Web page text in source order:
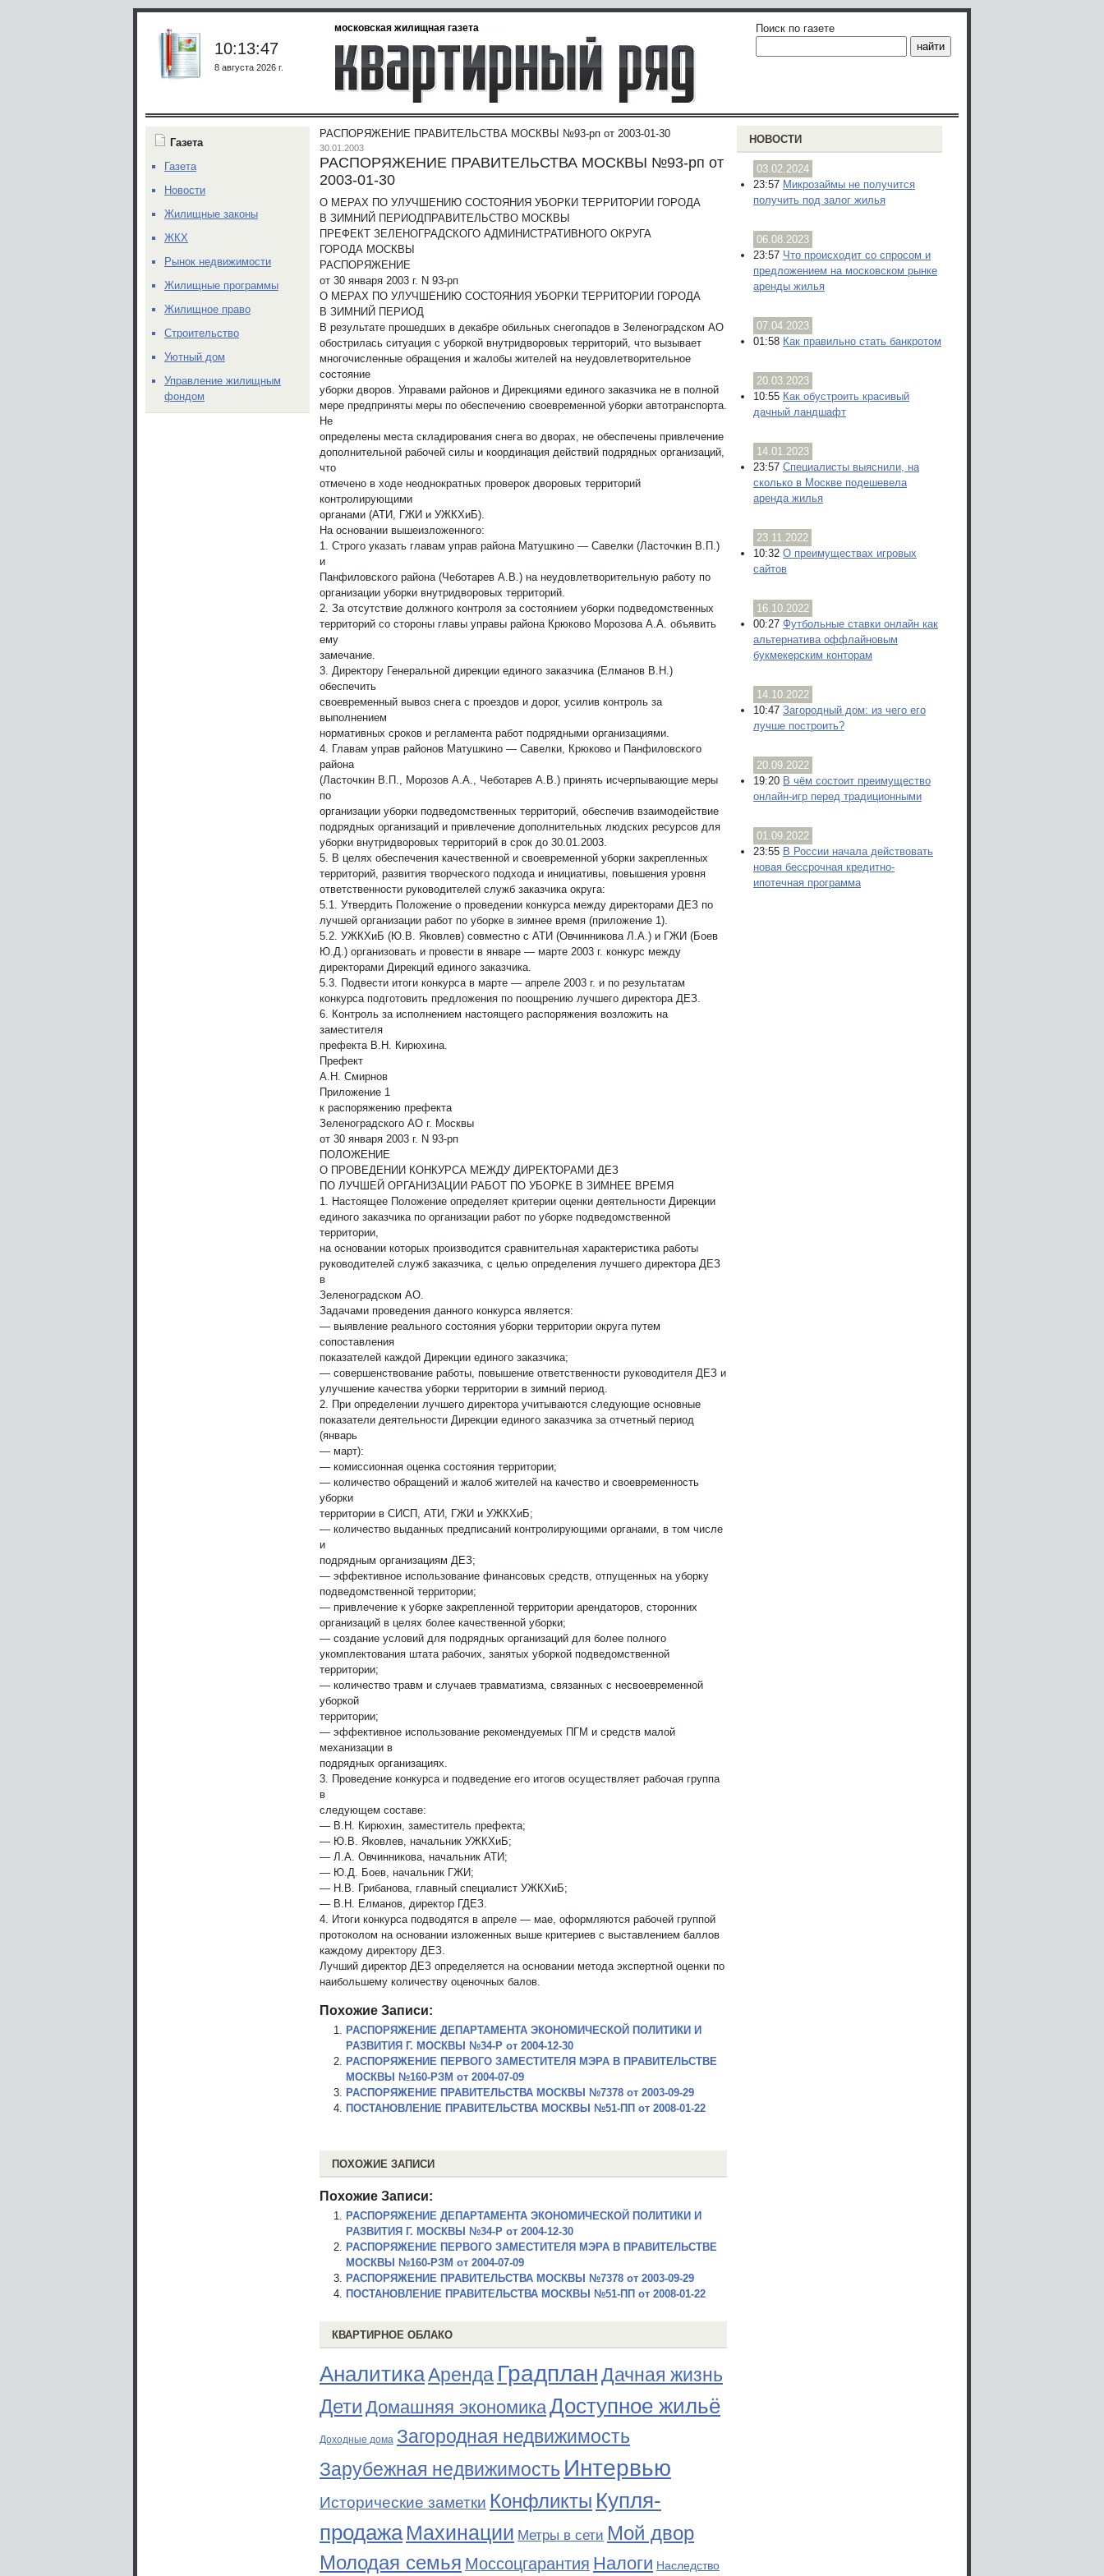
московская жилищная газета
10:13:47
8 августа 2026 г.
Поиск по газете
РАСПОРЯЖЕНИЕ ПРАВИТЕЛЬСТВА МОСКВЫ №93-рп от 2003-01-30
30.01.2003
РАСПОРЯЖЕНИЕ ПРАВИТЕЛЬСТВА МОСКВЫ №93-рп от
2003-01-30
О МЕРАХ ПО УЛУЧШЕНИЮ СОСТОЯНИЯ УБОРКИ ТЕРРИТОРИИ ГОРОДА
В ЗИМНИЙ ПЕРИОДПРАВИТЕЛЬСТВО МОСКВЫ
ПРЕФЕКТ ЗЕЛЕНОГРАДСКОГО АДМИНИСТРАТИВНОГО ОКРУГА
ГОРОДА МОСКВЫ
РАСПОРЯЖЕНИЕ
от 30 января 2003 г. N 93-рп
О МЕРАХ ПО УЛУЧШЕНИЮ СОСТОЯНИЯ УБОРКИ ТЕРРИТОРИИ ГОРОДА
В ЗИМНИЙ ПЕРИОД
В результате прошедших в декабре обильных снегопадов в Зеленоградском АО
обострилась ситуация с уборкой внутридворовых территорий, что вызывает
многочисленные обращения и жалобы жителей на неудовлетворительное
состояние
уборки дворов. Управами районов и Дирекциями единого заказчика не в полной
мере предприняты меры по обеспечению своевременной уборки автотранспорта.
Не
определены места складирования снега во дворах, не обеспечены привлечение
дополнительной рабочей силы и координация действий подрядных организаций,
что
отмечено в ходе неоднократных проверок дворовых территорий
контролирующими
органами (АТИ, ГЖИ и УЖКХиБ).
На основании вышеизложенного:
1. Строго указать главам управ района Матушкино — Савелки (Ласточкин В.П.)
и
Панфиловского района (Чеботарев А.В.) на неудовлетворительную работу по
организации уборки внутридворовых территорий.
2. За отсутствие должного контроля за состоянием уборки подведомственных
территорий со стороны главы управы района Крюково Морозова А.А. объявить
ему
замечание.
3. Директору Генеральной дирекции единого заказчика (Елманов В.Н.)
обеспечить
своевременный вывоз снега с проездов и дорог, усилив контроль за
выполнением
нормативных сроков и регламента работ подрядными организациями.
4. Главам управ районов Матушкино — Савелки, Крюково и Панфиловского
района
(Ласточкин В.П., Морозов А.А., Чеботарев А.В.) принять исчерпывающие меры
по
организации уборки подведомственных территорий, обеспечив взаимодействие
подрядных организаций и привлечение дополнительных людских ресурсов для
уборки внутридворовых территорий в срок до 30.01.2003.
5. В целях обеспечения качественной и своевременной уборки закрепленных
территорий, развития творческого подхода и инициативы, повышения уровня
ответственности руководителей служб заказчика округа:
5.1. Утвердить Положение о проведении конкурса между директорами ДЕЗ по
лучшей организации работ по уборке в зимнее время (приложение 1).
5.2. УЖКХиБ (Ю.В. Яковлев) совместно с АТИ (Овчинникова Л.А.) и ГЖИ (Боев
Ю.Д.) организовать и провести в январе — марте 2003 г. конкурс между
директорами Дирекций единого заказчика.
5.3. Подвести итоги конкурса в марте — апреле 2003 г. и по результатам
конкурса подготовить предложения по поощрению лучшего директора ДЕЗ.
6. Контроль за исполнением настоящего распоряжения возложить на
заместителя
префекта В.Н. Кирюхина.
Префект
А.Н. Смирнов
Приложение 1
к распоряжению префекта
Зеленоградского АО г. Москвы
от 30 января 2003 г. N 93-рп
ПОЛОЖЕНИЕ
О ПРОВЕДЕНИИ КОНКУРСА МЕЖДУ ДИРЕКТОРАМИ ДЕЗ
ПО ЛУЧШЕЙ ОРГАНИЗАЦИИ РАБОТ ПО УБОРКЕ В ЗИМНЕЕ ВРЕМЯ
1. Настоящее Положение определяет критерии оценки деятельности Дирекции
единого заказчика по организации работ по уборке подведомственной
территории,
на основании которых производится сравнительная характеристика работы
руководителей служб заказчика, с целью определения лучшего директора ДЕЗ
в
Зеленоградском АО.
Задачами проведения данного конкурса является:
— выявление реального состояния уборки территории округа путем
сопоставления
показателей каждой Дирекции единого заказчика;
— совершенствование работы, повышение ответственности руководителя ДЕЗ и
улучшение качества уборки территории в зимний период.
2. При определении лучшего директора учитываются следующие основные
показатели деятельности Дирекции единого заказчика за отчетный период
(январь
— март):
— комиссионная оценка состояния территории;
— количество обращений и жалоб жителей на качество и своевременность
уборки
территории в СИСП, АТИ, ГЖИ и УЖКХиБ;
— количество выданных предписаний контролирующими органами, в том числе
и
подрядным организациям ДЕЗ;
— эффективное использование финансовых средств, отпущенных на уборку
подведомственной территории;
— привлечение к уборке закрепленной территории арендаторов, сторонних
организаций в целях более качественной уборки;
— создание условий для подрядных организаций для более полного
укомплектования штата рабочих, занятых уборкой подведомственной
территории;
— количество травм и случаев травматизма, связанных с несвоевременной
уборкой
территории;
— эффективное использование рекомендуемых ПГМ и средств малой
механизации в
подрядных организациях.
3. Проведение конкурса и подведение его итогов осуществляет рабочая группа
в
следующем составе:
— В.Н. Кирюхин, заместитель префекта;
— Ю.В. Яковлев, начальник УЖКХиБ;
— Л.А. Овчинникова, начальник АТИ;
— Ю.Д. Боев, начальник ГЖИ;
— Н.В. Грибанова, главный специалист УЖКХиБ;
— В.Н. Елманов, директор ГДЕЗ.
4. Итоги конкурса подводятся в апреле — мае, оформляются рабочей группой
протоколом на основании изложенных выше критериев с выставлением баллов
каждому директору ДЕЗ.
Лучший директор ДЕЗ определяется на основании метода экспертной оценки по
наибольшему количеству оценочных балов.
Похожие Записи:
РАСПОРЯЖЕНИЕ ДЕПАРТАМЕНТА ЭКОНОМИЧЕСКОЙ ПОЛИТИКИ И
РАЗВИТИЯ Г. МОСКВЫ №34-Р от 2004-12-30
РАСПОРЯЖЕНИЕ ПЕРВОГО ЗАМЕСТИТЕЛЯ МЭРА В ПРАВИТЕЛЬСТВЕ
МОСКВЫ №160-РЗМ от 2004-07-09
РАСПОРЯЖЕНИЕ ПРАВИТЕЛЬСТВА МОСКВЫ №7378 от 2003-09-29
ПОСТАНОВЛЕНИЕ ПРАВИТЕЛЬСТВА МОСКВЫ №51-ПП от 2008-01-22
ПОХОЖИЕ ЗАПИСИ
Похожие Записи:
РАСПОРЯЖЕНИЕ ДЕПАРТАМЕНТА ЭКОНОМИЧЕСКОЙ ПОЛИТИКИ И
РАЗВИТИЯ Г. МОСКВЫ №34-Р от 2004-12-30
РАСПОРЯЖЕНИЕ ПЕРВОГО ЗАМЕСТИТЕЛЯ МЭРА В ПРАВИТЕЛЬСТВЕ
МОСКВЫ №160-РЗМ от 2004-07-09
РАСПОРЯЖЕНИЕ ПРАВИТЕЛЬСТВА МОСКВЫ №7378 от 2003-09-29
ПОСТАНОВЛЕНИЕ ПРАВИТЕЛЬСТВА МОСКВЫ №51-ПП от 2008-01-22
КВАРТИРНОЕ ОБЛАКО
АналитикаАренда ГрадпланДачная жизнь
Дети Домашняя экономикаДоступное жильё
Доходные дома Загородная недвижимость
Зарубежная недвижимость Интервью
Исторические заметки Конфликты Купля-
продажа Махинации Метры в сети Мой двор
Молодая семья Моссоцгарантия Налоги Наследство
НОВОСТИ
03.02.2024
23:57 Микрозаймы не получится
получить под залог жилья
06.08.2023
23:57 Что происходит со спросом и
предложением на московском рынке
аренды жилья
07.04.2023
01:58 Как правильно стать банкротом
20.03.2023
10:55 Как обустроить красивый
дачный ландшафт
14.01.2023
23:57 Специалисты выяснили, на
сколько в Москве подешевела
аренда жилья
23.11.2022
10:32 О преимуществах игровых
сайтов
16.10.2022
00:27 Футбольные ставки онлайн как
альтернатива оффлайновым
букмекерским конторам
14.10.2022
10:47 Загородный дом: из чего его
лучше построить?
20.09.2022
19:20 В чём состоит преимущество
онлайн-игр перед традиционными
01.09.2022
23:55 В России начала действовать
новая бессрочная кредитно-
ипотечная программа
Газета
Газета
Новости
Жилищные законы
ЖКХ
Рынок недвижимости
Жилищные программы
Жилищное право
Строительство
Уютный дом
Управление жилищным
фондом